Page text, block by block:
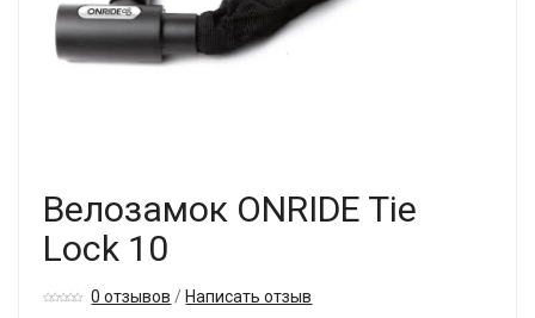
Велозамок ONRIDE Tie
Lock 10
0 отзывов /Написать отзыв